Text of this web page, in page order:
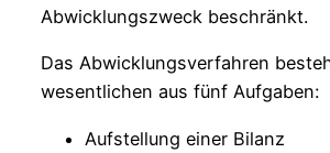
Abwicklungszweck beschränkt.
Das Abwicklungsverfahren
wesentlichen aus fünf Aufgaben:
Aufstellung einer Bilanz